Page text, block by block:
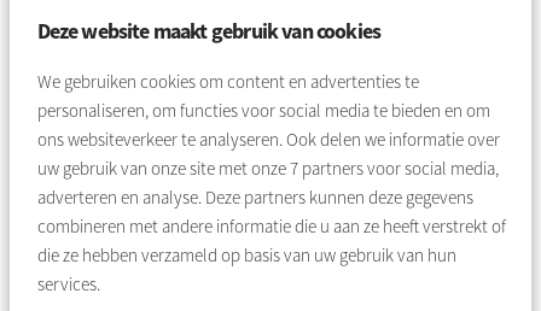
Deze website maakt gebruik van cookies
We gebruiken cookies om content en advertenties te
personaliseren, om functies voor social media te bieden en om
ons websiteverkeer te analyseren. Ook delen we informatie over
uw gebruik van onze site met onze7 partners voor social media,
adverteren en analyse. Deze partners kunnen deze gegevens
combineren met andere informatie die u aan ze heeft verstrekt of
die ze hebben verzameld op basis van uw gebruik van hun
services.
Verhuurdersverklaring.nlheeftingediend
Ingevuldwoningacceptatieformulier
Deze is niet nodig als u het digitale formulier op onze
website gebruikt.
Inkomen
Een kopie van de salarisspecificaties en/of
inkomensgegevens van de laatste drie maanden.